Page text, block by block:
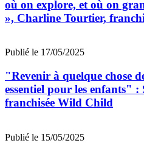
où on explore, et où on
», Charline Tourtier,
Publié le 17/05/2025
"Revenir à quelque chose
essentiel pour les enfants" :
franchisée Wild Child
Publié le 15/05/2025